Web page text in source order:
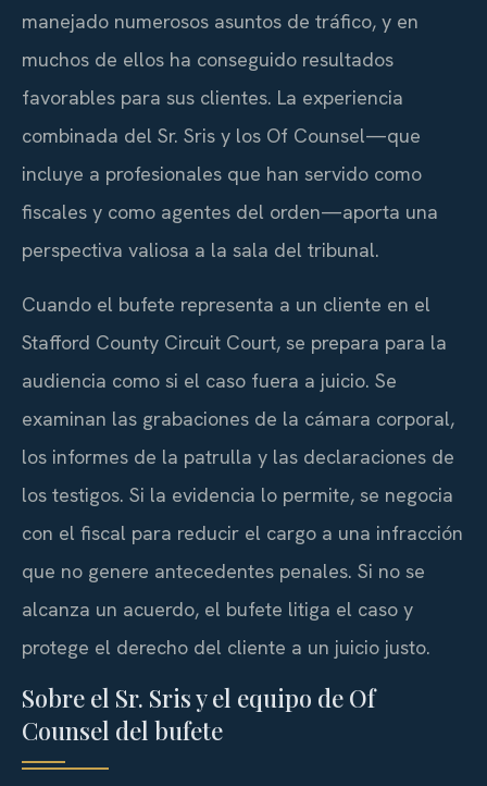
manejado numerosos asuntos de tráfico, y en
muchos de ellos ha conseguido resultados
favorables para sus clientes. La experiencia
combinada del Sr. Sris y los Of Counsel—que
incluye a profesionales que han servido como
fiscales y como agentes del orden—aporta una
perspectiva valiosa a la sala del tribunal.
Cuando el bufete representa a un cliente en el
Stafford County Circuit Court, se prepara para la
audiencia como si el caso fuera a juicio. Se
examinan las grabaciones de la cámara corporal,
los informes de la patrulla y las declaraciones de
los testigos. Si la evidencia lo permite, se negocia
con el fiscal para reducir el cargo a una infracción
que no genere antecedentes penales. Si no se
alcanza un acuerdo, el bufete litiga el caso y
protege el derecho del cliente a un juicio justo.
Sobre el Sr. Sris y el equipo de Of
Counsel del bufete